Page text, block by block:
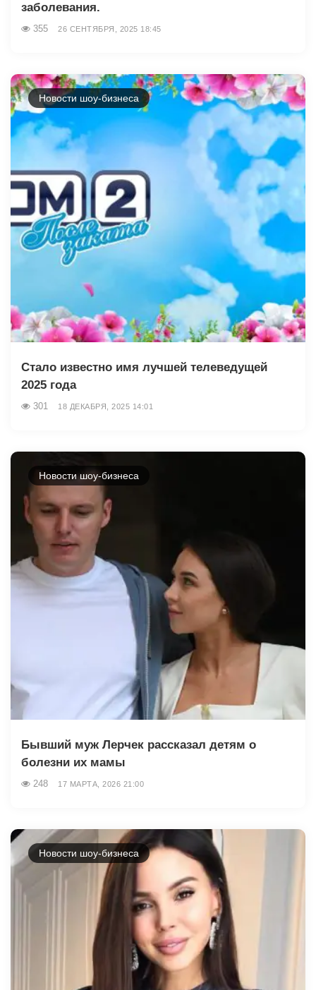
заболевания.
355 26 СЕНТЯБРЯ, 2025 18:45
Новости шоу-бизнеса
Стало известно имя лучшей телеведущей
2025 года
301 18 ДЕКАБРЯ, 2025 14:01
Новости шоу-бизнеса
Бывший муж Лерчек рассказал детям о
болезни их мамы
248 17 МАРТА, 2026 21:00
Новости шоу-бизнеса